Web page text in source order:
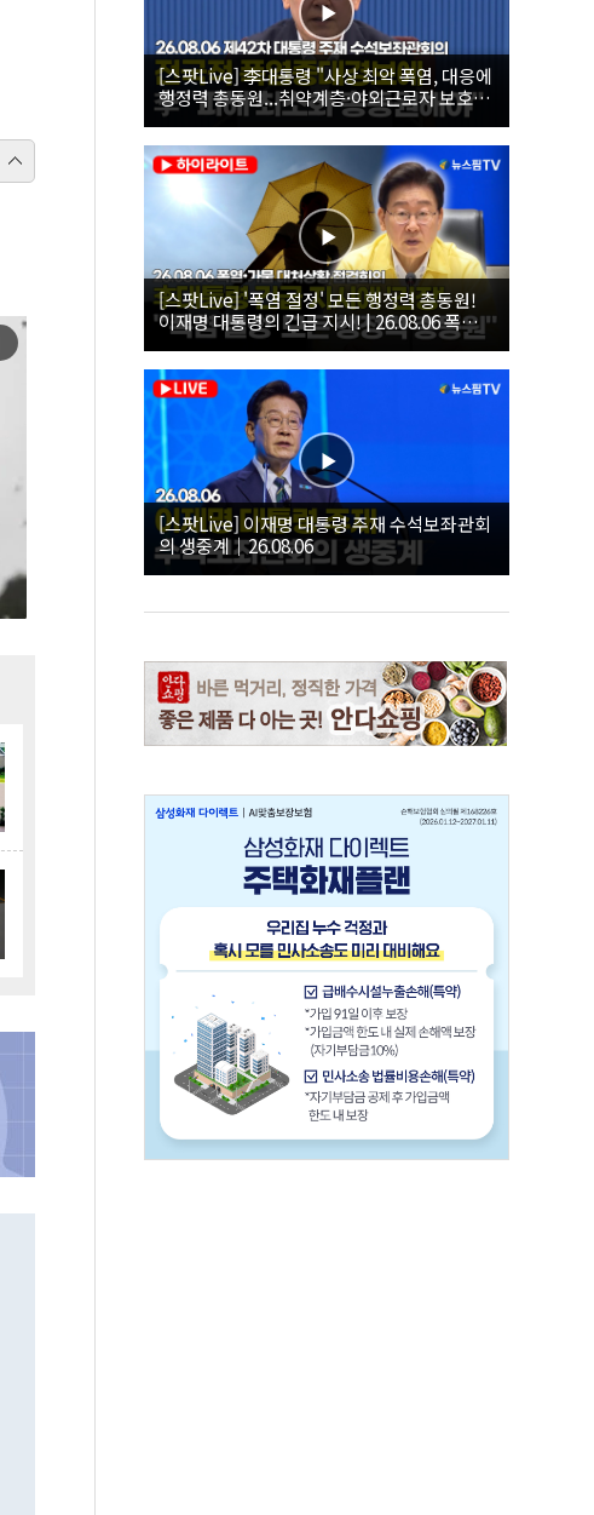
[스팟Live] 李대통령 "사상 최악 폭염, 대응에
행정력 총동원...취약계층·야외근로자 보호에
힘써야"｜26.08.06 제42차 대통령 주재 수석
보좌관회의
[스팟Live] '폭염 절정' 모든 행정력 총동원!
이재명 대통령의 긴급 지시! | 26.08.06 폭염•
가뭄 대처상황 점검회의
[스팟Live] 이재명 대통령 주재 수석보좌관회
의 생중계｜26.08.06